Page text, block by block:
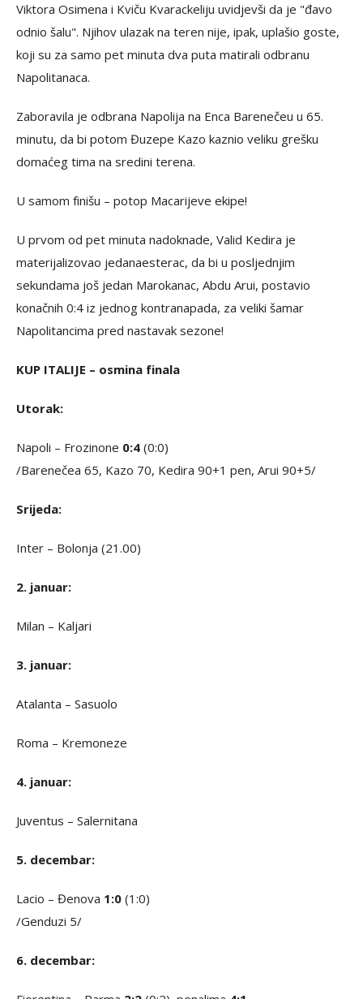
Viktora Osimena i Kviču Kvarackeliju uvidjevši da je "đavo
odnio šalu". Njihov ulazak na teren nije, ipak, uplašio goste,
koji su za samo pet minuta dva puta matirali odbranu
Napolitanaca.
Zaboravila je odbrana Napolija na Enca Barenečeu u 65.
minutu, da bi potom Đuzepe Kazo kaznio veliku grešku
domaćeg tima na sredini terena.
U samom finišu – potop Macarijeve ekipe!
U prvom od pet minuta nadoknade, Valid Kedira je
materijalizovao jedanaesterac, da bi u posljednjim
sekundama još jedan Marokanac, Abdu Arui, postavio
konačnih 0:4 iz jednog kontranapada, za veliki šamar
Napolitancima pred nastavak sezone!
KUP ITALIJE – osmina finala
Utorak:
Napoli – Frozinone 0:4 (0:0)
/Barenečea 65, Kazo 70, Kedira 90+1 pen, Arui 90+5/
Srijeda:
Inter – Bolonja (21.00)
2. januar:
Milan – Kaljari
3. januar:
Atalanta – Sasuolo
Roma – Kremoneze
4. januar:
Juventus – Salernitana
5. decembar:
Lacio – Đenova 1:0 (1:0)
/Genduzi 5/
6. decembar: